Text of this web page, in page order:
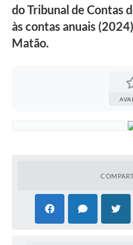
do Tribunal de Contas
às contas anuais
Matão.